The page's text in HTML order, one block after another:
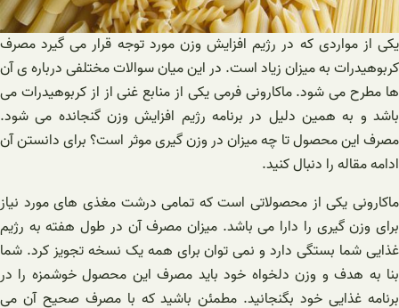
یکی از مواردی که در رژیم افزایش وزن مورد توجه قرار می گیرد مصرف
کربوهیدرات به میزان زیاد است. در این میان سوالات مختلفی درباره ی آن
ها مطرح می شود. ماکارونی فرمی یکی از منابع غنی از از کربوهیدرات می
باشد و به همین دلیل در برنامه رژیم افزایش وزن گنجانده می شود.
مصرف این محصول تا چه میزان در وزن گیری موثر است؟ برای دانستن آن
ادامه مقاله را دنبال کنید.
ماکارونی یکی از محصولاتی است که تمامی درشت مغذی های مورد نیاز
برای وزن گیری را دارا می باشد. میزان مصرف آن در طول هفته به رژیم
غذایی شما بستگی دارد و نمی توان برای همه یک نسخه تجویز کرد. شما
بنا به هدف و وزن دلخواه خود باید مصرف این محصول خوشمزه را در
برنامه غذایی خود بگنجانید. مطمئن باشید که با مصرف صحیح آن می